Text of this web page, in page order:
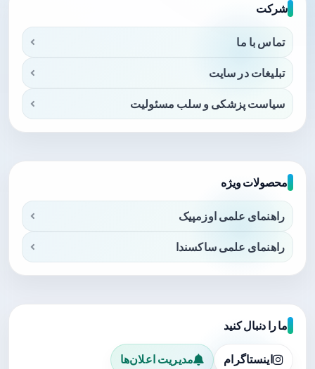
شرکت
تماس با ما
تبلیغات در سایت
سیاست پزشکی و سلب مسئولیت
محصولات ویژه
راهنمای علمی اوزمپیک
راهنمای علمی ساکسندا
ما را دنبال کنید
اینستاگرام مدیریت اعلان‌ها